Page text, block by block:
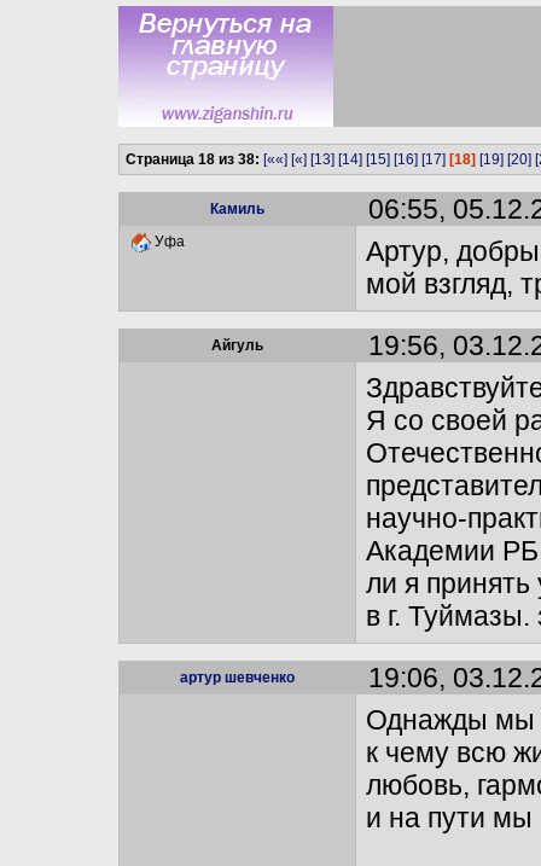
Страница 18 из 38: [««] [«] [13] [14] [15] [16] [17] [18] [19] [20]
Камиль 06:55,
Уфа
Артур,
мой взгляд,
Айгуль
19:56,
Я со своей
научно-
Академии РБ
ли я
в г.
артур шевченко
19:06,
Однажды мы
к чему всю
любовь,
и на пути мы